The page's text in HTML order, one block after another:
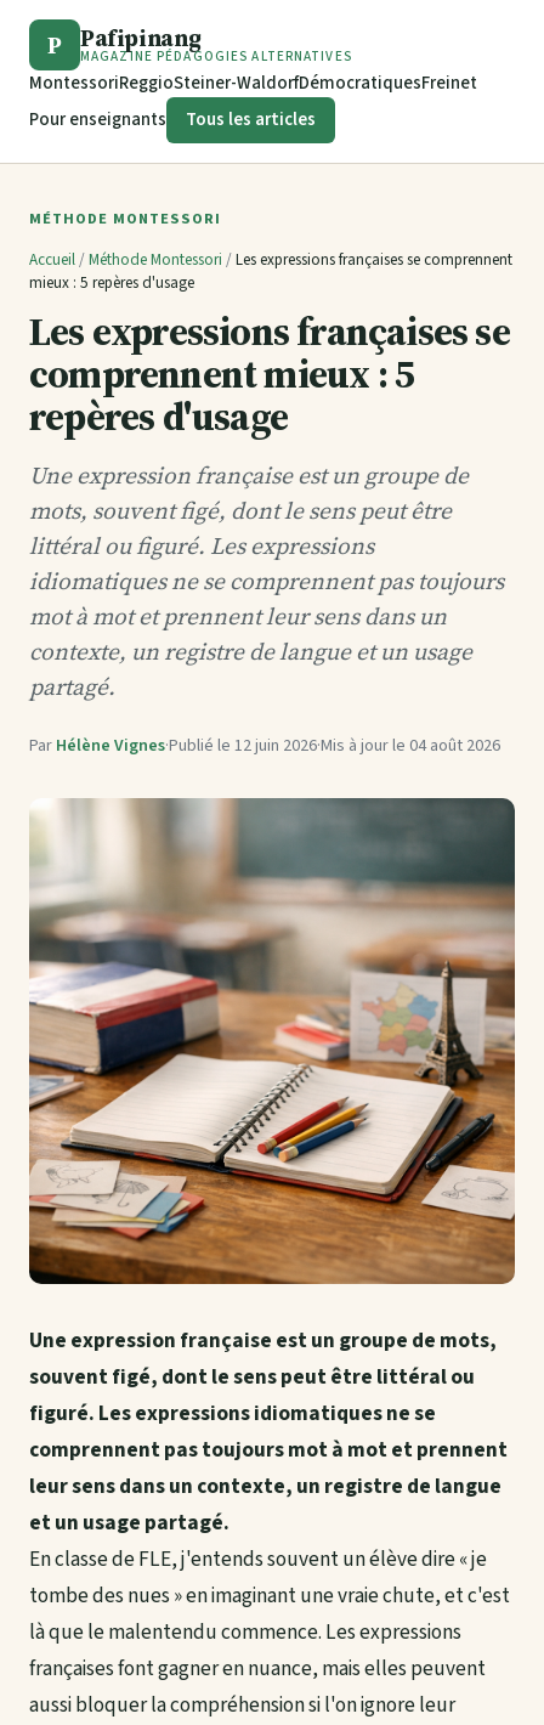
P Pafipinang
MAGAZINE PÉDAGOGIES ALTERNATIVES
MontessoriReggioSteiner-WaldorfDémocratiquesFreinet
Pour enseignants
Tous les articles
MÉTHODE MONTESSORI
Accueil /Méthode Montessori /Les expressions françaises se comprennent
mieux : 5 repères d'usage
Les expressions françaises se
comprennent mieux : 5
repères d'usage
Une expression française est un groupe de
mots, souvent figé, dont le sens peut être
littéral ou figuré. Les expressions
idiomatiques ne se comprennent pas toujours
mot à mot et prennent leur sens dans un
contexte, un registre de langue et un usage
partagé.
Par Hélène Vignes·Publié le 12 juin 2026·Mis à jour le 04 août 2026
Une expression française est un groupe de mots,
souvent figé, dont le sens peut être littéral ou
figuré. Les expressions idiomatiques ne se
comprennent pas toujours mot à mot et prennent
leur sens dans un contexte, un registre de langue
et un usage partagé.
En classe de FLE, j'entends souvent un élève dire « je
tombe des nues » en imaginant une vraie chute, et c'est
là que le malentendu commence. Les expressions
françaises font gagner en nuance, mais elles peuvent
aussi bloquer la compréhension si l'on ignore leur